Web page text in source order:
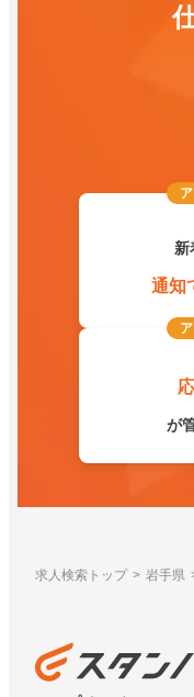
新
通知
が
求人検索トップ 岩手県